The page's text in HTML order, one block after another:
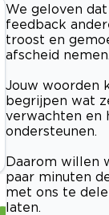
We geloven
feedback
troost en
afscheid nemen.
Jouw woorden
begrijpen wat
verwachten en
ondersteunen.
Daarom willen
paar minuten
met ons te
laten.